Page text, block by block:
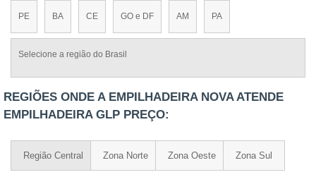
PE BA CE GO e DF AM PA
Selecione a região do Brasil
REGIÕES ONDE A EMPILHADEIRA NOVA ATENDE
EMPILHADEIRA GLP PREÇO:
Região Central Zona Norte Zona Oeste Zona Sul